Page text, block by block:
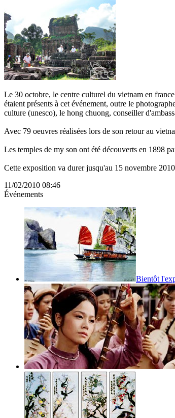
Le 30 octobre, le centre culturel du vietnam en
étaient présents à cet événement, outre le
culture (unesco), le hong chuong, conseiller
Avec 79 oeuvres réalisées lors de son retour au
Les temples de my son ont été découverts en 1898
Cette exposition va durer jusqu'au 15 novembre
11/02/2010 08:46
Événements
Bientôt